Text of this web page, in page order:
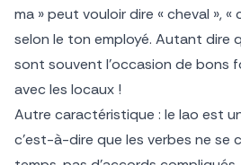
ma » peut vouloir dire « cheval », «
selon le ton employé. Autant dire
sont souvent l’occasion de bons
avec les locaux !
Autre caractéristique : le lao est
c’est-à-dire que les verbes ne se